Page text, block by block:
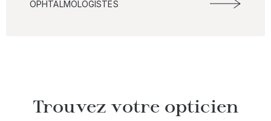
OPHTALMOLOGISTES
Trouvez votre opticien